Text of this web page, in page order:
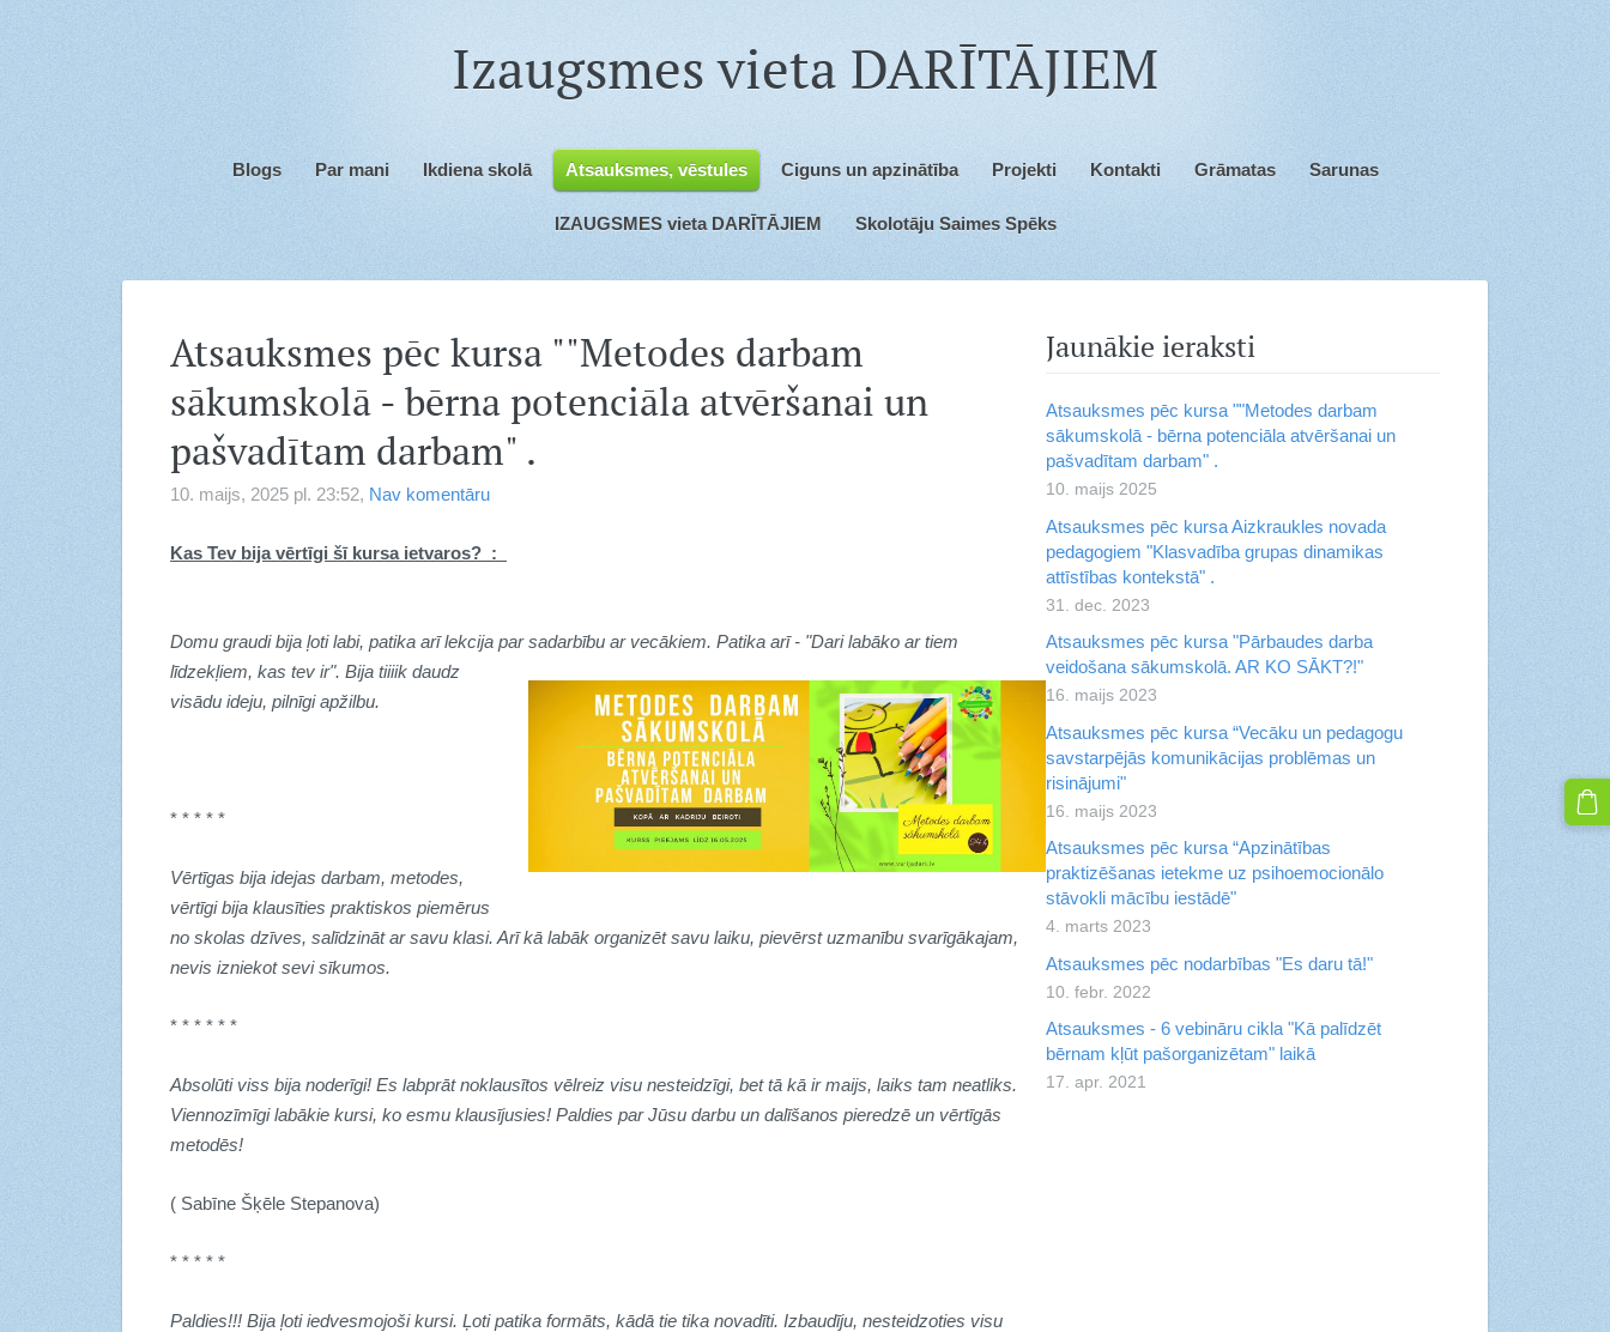
Izaugsmes vieta DARĪTĀJIEM
Blogs Par mani Ikdiena skolā Atsauksmes, vēstules Ciguns un apzinātība Projekti Kontakti Grāmatas Sarunas
IZAUGSMES vieta DARĪTĀJIEM Skolotāju Saimes Spēks
Jaunākie ieraksti
Atsauksmes pēc kursa ""Metodes darbam
sākumskolā - bērna potenciāla atvēršanai un
pašvadītam darbam" .
10. maijs 2025
Atsauksmes pēc kursa Aizkraukles novada
pedagogiem "Klasvadība grupas dinamikas
attīstības kontekstā" .
31. dec. 2023
Atsauksmes pēc kursa "Pārbaudes darba
veidošana sākumskolā. AR KO SĀKT?!"
16. maijs 2023
Atsauksmes pēc kursa “Vecāku un pedagogu
savstarpējās komunikācijas problēmas un
risinājumi"
16. maijs 2023
Atsauksmes pēc kursa “Apzinātības
praktizēšanas ietekme uz psihoemocionālo
stāvokli mācību iestādē"
4. marts 2023
Atsauksmes pēc nodarbības "Es daru tā!"
10. febr. 2022
Atsauksmes - 6 vebināru cikla "Kā palīdzēt
bērnam kļūt pašorganizētam" laikā
17. apr. 2021
Atsauksmes pēc kursa ""Metodes darbam
sākumskolā - bērna potenciāla atvēršanai un
pašvadītam darbam" .
10. maijs, 2025 pl. 23:52, Nav komentāru
Kas Tev bija vērtīgi šī kursa ietvaros? :
Domu graudi bija ļoti labi, patika arī lekcija par sadarbību ar vecākiem. Patika arī - "Dari labāko ar tiem
līdzekļiem, kas tev ir". Bija tiiiik daudz
visādu ideju, pilnīgi apžilbu.
* * * * *
Vērtīgas bija idejas darbam, metodes,
vērtīgi bija klausīties praktiskos piemērus
no skolas dzīves, salīdzināt ar savu klasi. Arī kā labāk organizēt savu laiku, pievērst uzmanību svarīgākajam,
nevis izniekot sevi sīkumos.
* * * * * *
Absolūti viss bija noderīgi! Es labprāt noklausītos vēlreiz visu nesteidzīgi, bet tā kā ir maijs, laiks tam neatliks.
Viennozīmīgi labākie kursi, ko esmu klausījusies! Paldies par Jūsu darbu un dalīšanos pieredzē un vērtīgās
metodēs!
( Sabīne Šķēle Stepanova)
* * * * *
Paldies!!! Bija ļoti iedvesmojoši kursi. Ļoti patika formāts, kādā tie tika novadīti. Izbaudīju, nesteidzoties visu